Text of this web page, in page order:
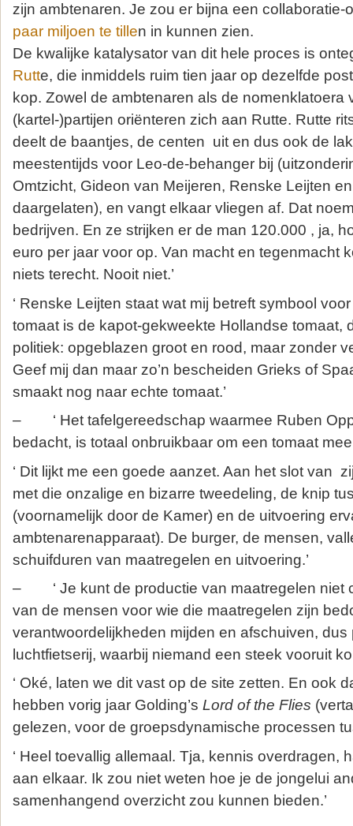
zijn ambtenaren. Je zou er bijna een collaboratie-
paar miljoen te tillen in kunnen zien.
De kwalijke katalysator van dit hele proces is
Rutte, die inmiddels ruim tien jaar op dezelfde
kop. Zowel de ambtenaren als de nomenklatoera
(kartel-)partijen oriënteren zich aan Rutte. Rutte
deelt de baantjes, de centen uit en dus ook de
meestentijds voor Leo-de-behanger bij
Omtzicht, Gideon van Meijeren, Renske Leijten
daargelaten), en vangt elkaar vliegen af. Dat
bedrijven. En ze strijken er de man 120.000 , ja,
euro per jaar voor op. Van macht en tegenmacht
niets terecht. Nooit niet.’
‘ Renske Leijten staat wat mij betreft symbool
tomaat is de kapot-gekweekte Hollandse tomaat,
politiek: opgeblazen groot en rood, maar zonder
Geef mij dan maar zo’n bescheiden Grieks of
smaakt nog naar echte tomaat.’
– ‘ Het tafelgereedschap waarmee Ruben
bedacht, is totaal onbruikbaar om een tomaat
‘ Dit lijkt me een goede aanzet. Aan het slot van
met die onzalige en bizarre tweedeling, de knip
(voornamelijk door de Kamer) en de uitvoering
ambtenarenapparaat). De burger, de mensen,
schuifduren van maatregelen en uitvoering.’
– ‘ Je kunt de productie van maatregelen niet
van de mensen voor wie die maatregelen zijn
verantwoordelijkheden mijden en afschuiven, dus
luchtfietserij, waarbij niemand een steek vooruit
‘ Oké, laten we dit vast op de site zetten. En ook
hebben vorig jaar Golding’s Lord of the Flies
gelezen, voor de groepsdynamische processen
‘ Heel toevallig allemaal. Tja, kennis overdragen,
aan elkaar. Ik zou niet weten hoe je de jongelui
samenhangend overzicht zou kunnen bieden.’